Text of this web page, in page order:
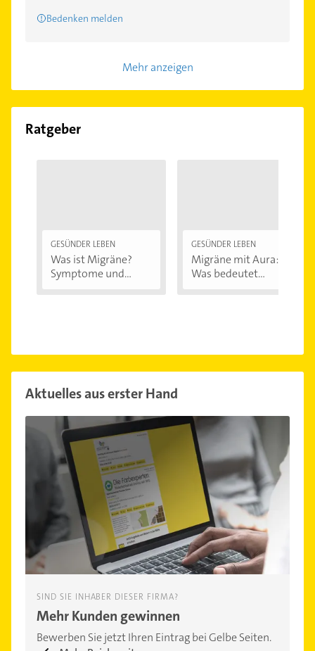
Bedenken melden
Mehr anzeigen
Ratgeber
GESÜNDER LEBEN
Was ist Migräne?
Symptome und...
GESÜNDER LEBEN
Migräne mit Aura:
Was bedeutet...
Aktuelles aus erster Hand
SIND SIE INHABER DIESER FIRMA?
Mehr Kunden gewinnen
Bewerben Sie jetzt Ihren Eintrag bei Gelbe Seiten.